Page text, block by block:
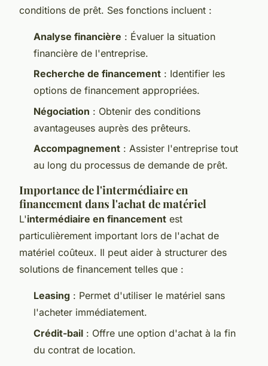
conditions de prêt. Ses fonctions incluent :
Analyse financière : Évaluer la situation
financière de l'entreprise.
Recherche de financement : Identifier les
options de financement appropriées.
Négociation : Obtenir des conditions
avantageuses auprès des prêteurs.
Accompagnement : Assister l'entreprise tout
au long du processus de demande de prêt.
Importance de l'intermédiaire en
financement dans l'achat de matériel
L'intermédiaire en financement est
particulièrement important lors de l'achat de
matériel coûteux. Il peut aider à structurer des
solutions de financement telles que :
Leasing : Permet d'utiliser le matériel sans
l'acheter immédiatement.
Crédit-bail : Offre une option d'achat à la fin
du contrat de location.